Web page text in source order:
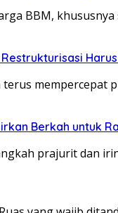
BBM,
Harus
terus
Berkah untuk
prajurit dan